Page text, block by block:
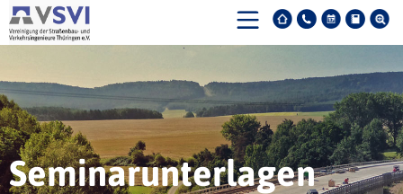
Seminarunterlagen